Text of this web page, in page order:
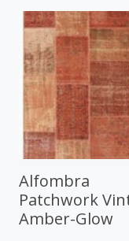
Alfombra
Patchwork
Amber-Glow